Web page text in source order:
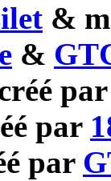
&
&
par
par